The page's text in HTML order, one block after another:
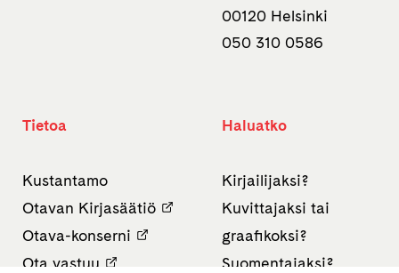
00120 Helsinki
050 310 0586
Tietoa
Kustantamo
Otavan Kirjasäätiö
Otava-konserni
Ota vastuu
Haluatko
Kirjailijaksi?
Kuvittajaksi tai
graafikoksi?
Suomentajaksi?